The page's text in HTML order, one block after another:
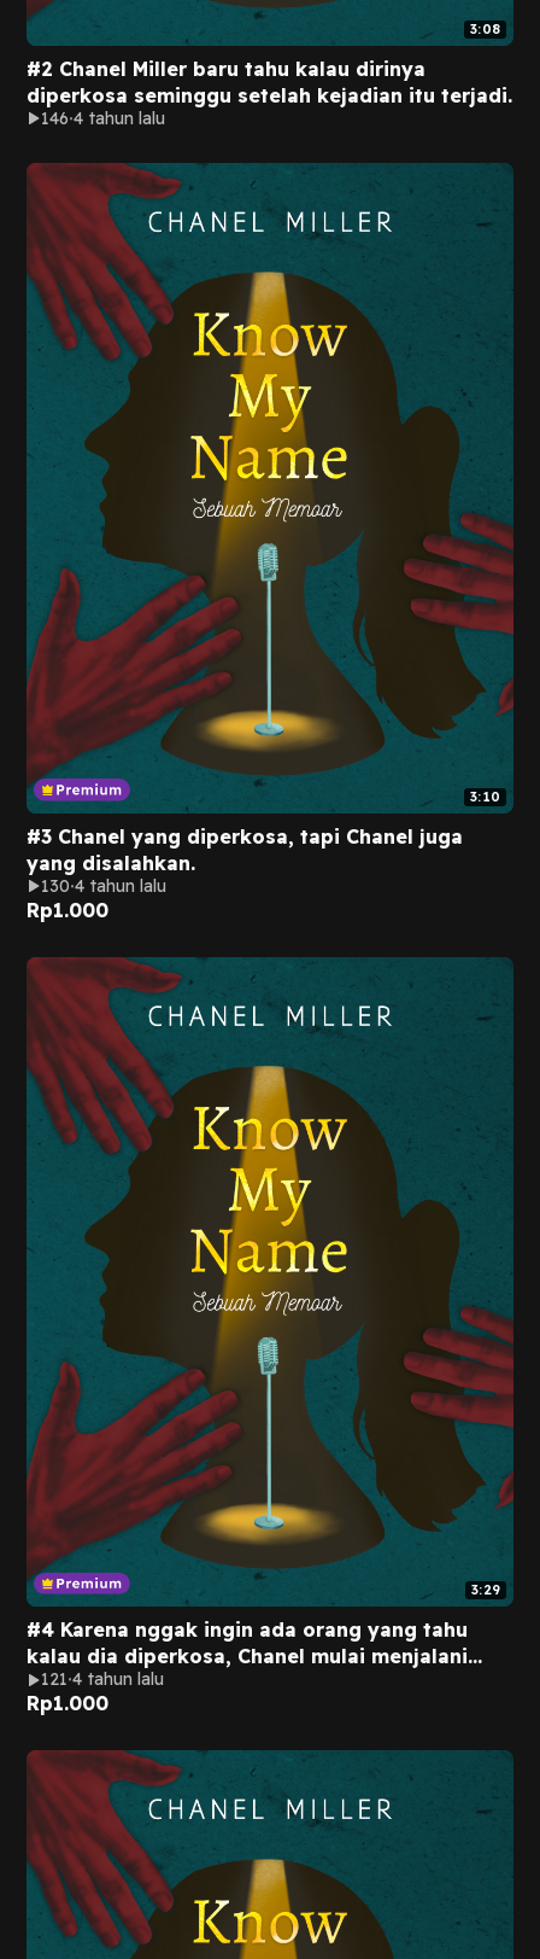
3:08
#2 Chanel Miller baru tahu kalau dirinya
diperkosa seminggu setelah kejadian itu terjadi.
146 4 tahun lalu
3:10
#3 Chanel yang diperkosa, tapi Chanel juga
yang disalahkan.
130 4 tahun lalu
Rp1.000
3:29
#4 Karena nggak ingin ada orang yang tahu
kalau dia diperkosa, Chanel mulai menjalani
kehidupan ganda yang terisolasi.
121 4 tahun lalu
Rp1.000